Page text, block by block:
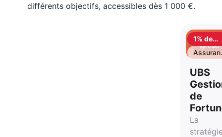
différents objectifs, accessibles dès 1 000 €.
1% de
UBS
de
La